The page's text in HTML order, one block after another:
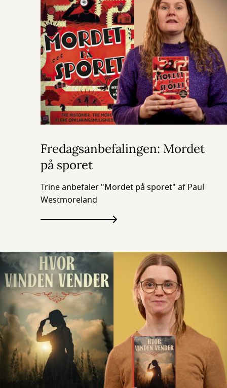
Fredagsanbefalingen: Mordet
på sporet
Trine anbefaler "Mordet på sporet" af Paul
Westmoreland